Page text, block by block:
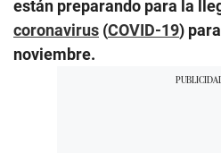
están preparando para la
coronavirus (COVID-19)
noviembre.